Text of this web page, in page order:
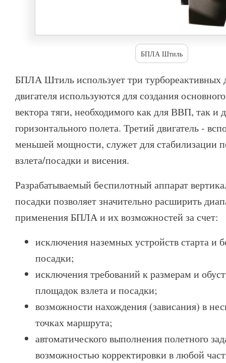
БПЛА Штиль
БПЛА Штиль использует три турбореактивных
двигателя используются для создания
вектора тяги, необходимого как для ВВП, так и
горизонтального полета. Третий двигатель -
меньшей мощности, служет для стабилизации
взлета/посадки и висения.
Разрабатываемый беспилотный аппарат
посадки позволяет значительно расширить
применения БПЛА и их возможностей за счет:
исключения наземных устройств старта и
посадки;
исключения требований к размерам и
площадок взлета и посадки;
возможности нахождения (зависания) в
точках маршрута;
автоматического выполнения полетного
возможностью корректировки в любой